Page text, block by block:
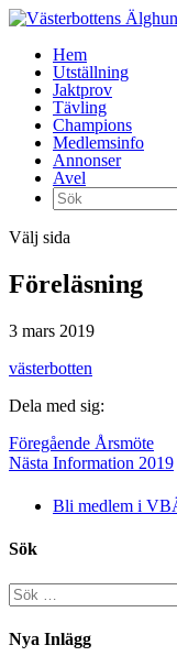
Hem
Utställning
Jaktprov
Tävling
Champions
Medlemsinfo
Annonser
Avel
Välj sida
Föreläsning
3 mars 2019
västerbotten
Dela med sig:
Föregående Årsmöte
Nästa Information 2019
Bli medlem i
Sök
Sök
efter:
Nya Inlägg